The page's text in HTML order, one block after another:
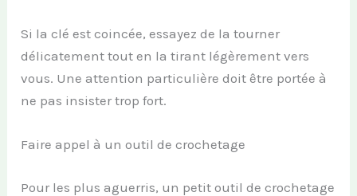
Si la clé est coincée, essayez de la tourner
délicatement tout en la tirant légèrement vers
vous. Une attention particulière doit être portée à
ne pas insister trop fort.
Faire appel à un outil de crochetage
Pour les plus aguerris, un petit outil de crochetage